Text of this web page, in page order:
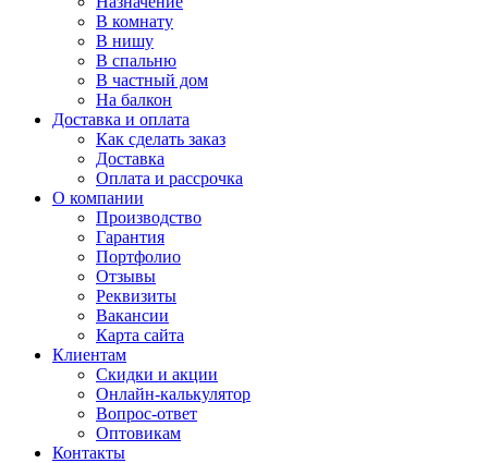
В комнату
В нишу
В спальню
В частный дом
На балкон
Доставка и оплата
Как сделать заказ
Доставка
Оплата и рассрочка
О компании
Производство
Гарантия
Портфолио
Отзывы
Реквизиты
Вакансии
Карта сайта
Клиентам
Скидки и акции
Онлайн-калькулятор
Вопрос-ответ
Оптовикам
Контакты